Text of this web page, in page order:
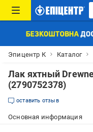
Эпицентр К Каталог
Лак яхтный
(2790752378)
оставить отзыв
Основная информация